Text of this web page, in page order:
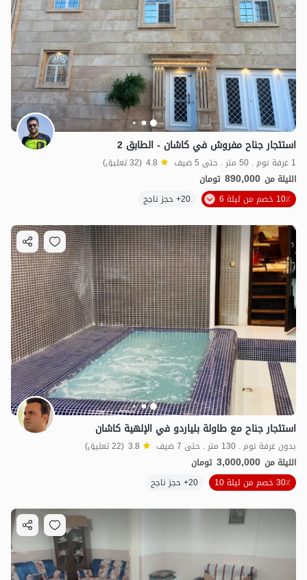
استئجار جناح مفروش في كاشان - الطابق 2
1 غرفة نوم . 50 متر . حتى 5 ضيف 4.8 (32 تعليق)
الليلة من 890,000 تومان
10٪ خصم من ليلة 6
20+ حجز ناجح
استئجار جناح مع طاولة بلياردو في الإلهية كاشان
بدون غرفة نوم . 130 متر . حتى 7 ضيف 3.8 (22 تعليق)
الليلة من 3,000,000 تومان
30٪ خصم من ليلة 10
20+ حجز ناجح